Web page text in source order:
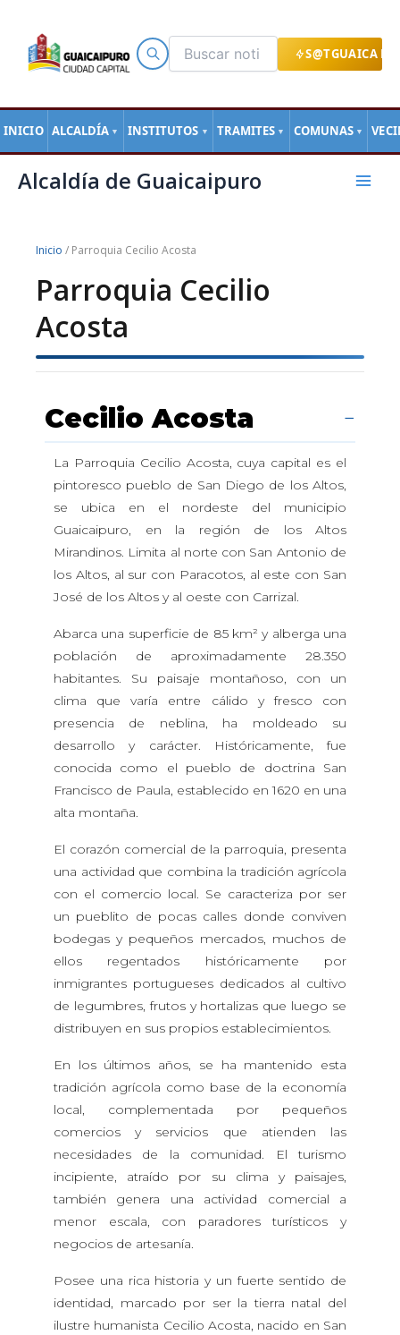
S@TGUAICA
INICIO ALCALDÍA ▼ INSTITUTOS ▼ TRAMITES ▼ COMUNAS ▼
contenido
Alcaldía de Guaicaipuro
Main
Inicio / Parroquia Cecilio Acosta
Parroquia Cecilio
Acosta
Cecilio Acosta
La Parroquia Cecilio Acosta, cuya capital es el
pintoresco pueblo de San Diego de los Altos,
se ubica en el nordeste del municipio
Guaicaipuro, en la región de los Altos
Mirandinos. Limita al norte con San Antonio de
los Altos, al sur con Paracotos, al este con San
José de los Altos y al oeste con Carrizal.
Abarca una superficie de 85 km² y alberga una
población de aproximadamente 28.350
habitantes. Su paisaje montañoso, con un
clima que varía entre cálido y fresco con
presencia de neblina, ha moldeado su
desarrollo y carácter. Históricamente, fue
conocida como el pueblo de doctrina San
Francisco de Paula, establecido en 1620 en una
alta montaña.
El corazón comercial de la parroquia, presenta
una actividad que combina la tradición agrícola
con el comercio local. Se caracteriza por ser
un pueblito de pocas calles donde conviven
bodegas y pequeños mercados, muchos de
ellos regentados históricamente por
inmigrantes portugueses dedicados al cultivo
de legumbres, frutos y hortalizas que luego se
distribuyen en sus propios establecimientos.
En los últimos años, se ha mantenido esta
tradición agrícola como base de la economía
local, complementada por pequeños
comercios y servicios que atienden las
necesidades de la comunidad. El turismo
incipiente, atraído por su clima y paisajes,
también genera una actividad comercial a
menor escala, con paradores turísticos y
negocios de artesanía.
Posee una rica historia y un fuerte sentido de
identidad, marcado por ser la tierra natal del
ilustre humanista Cecilio Acosta, nacido en San